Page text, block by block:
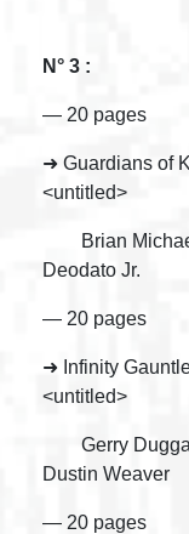
N° 3 :
— 20 pages
➜ Guardians of
<untitled>
Brian Michael
Deodato Jr.
— 20 pages
➜ Infinity
<untitled>
Gerry
Dustin Weaver
— 20 pages